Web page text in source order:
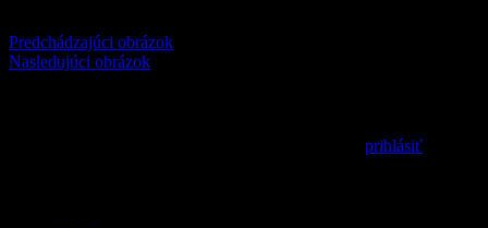
Predchádzajúci obrázok
Nasledujúci obrázok
prihlásiť